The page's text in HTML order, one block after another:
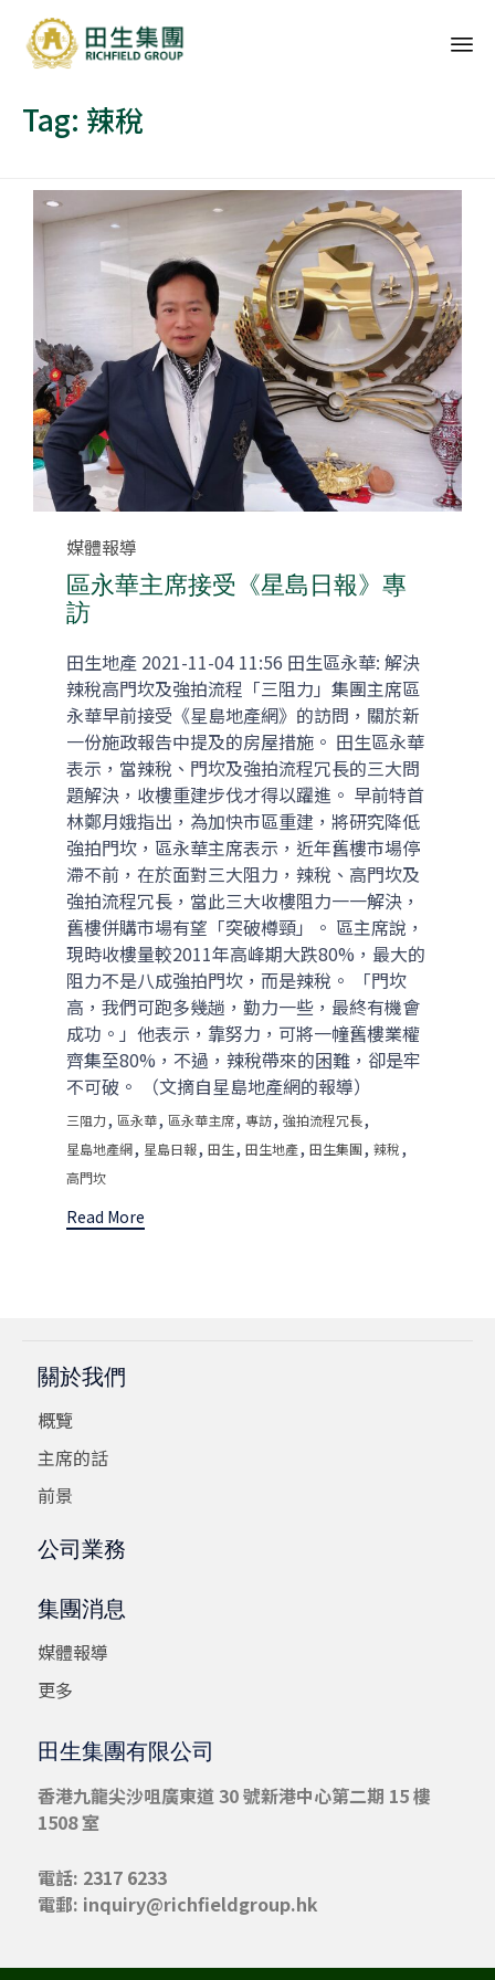
Tag: 辣稅
Category
媒體報導
區永華主席接受《星島日報》專
訪
田生地產 2021-11-04 11:56 田生區永華: 解決
辣稅高門坎及強拍流程「三阻力」集團主席區
永華早前接受《星島地產網》的訪問，關於新
一份施政報告中提及的房屋措施。 田生區永華
表示，當辣稅、門坎及強拍流程冗長的三大問
題解決，收樓重建步伐才得以躍進。 早前特首
林鄭月娥指出，為加快市區重建，將研究降低
強拍門坎，區永華主席表示，近年舊樓市場停
滯不前，在於面對三大阻力，辣稅、高門坎及
強拍流程冗長，當此三大收樓阻力一一解決，
舊樓併購市場有望「突破樽頸」。 區主席說，
現時收樓量較2011年高峰期大跌80%，最大的
阻力不是八成強拍門坎，而是辣稅。 「門坎
高，我們可跑多幾趟，勤力一些，最終有機會
成功。」他表示，靠努力，可將一幢舊樓業權
齊集至80%，不過，辣稅帶來的困難，卻是牢
不可破。 （文摘自星島地產網的報導）
Tags
三阻力, 區永華, 區永華主席, 專訪, 強拍流程冗長,
星島地產網, 星島日報, 田生, 田生地產, 田生集團, 辣稅,
高門坎
Read More
關於我們
概覽
主席的話
前景
公司業務
集團消息
媒體報導
更多
田生集團有限公司
香港九龍尖沙咀廣東道 30 號新港中心第二期 15 樓
1508 室
電話: 2317 6233
電郵: inquiry@richfieldgroup.hk